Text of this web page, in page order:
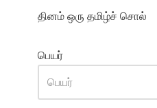
தினம் ஒரு தமிழ்ச் சொல்
பெயர்